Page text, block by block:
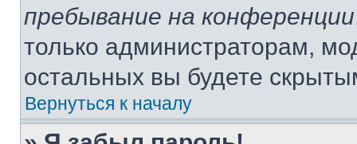
пребывание на конференции
только администраторам,
остальных вы будете
Вернуться к началу